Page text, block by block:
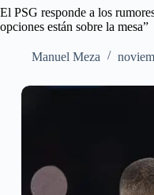
El PSG responde a los
opciones están sobre la mesa”
Manuel Meza